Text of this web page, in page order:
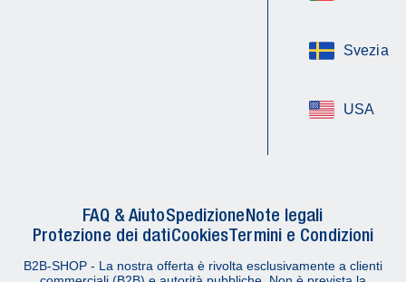
Svezia
USA
FAQ & AiutoSpedizioneNote legali
Protezione dei datiCookiesTermini e Condizioni
B2B-SHOP - La nostra offerta è rivolta esclusivamente a clienti